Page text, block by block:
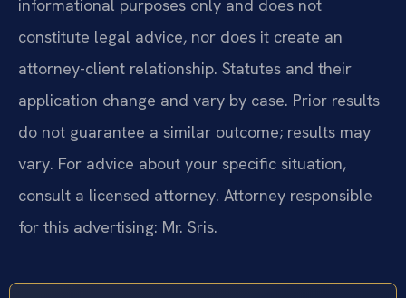
informational purposes only and does not
constitute legal advice, nor does it create an
attorney-client relationship. Statutes and their
application change and vary by case. Prior results
do not guarantee a similar outcome; results may
vary. For advice about your specific situation,
consult a licensed attorney. Attorney responsible
for this advertising: Mr. Sris.